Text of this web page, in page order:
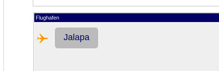
Flughafen
Jalapa